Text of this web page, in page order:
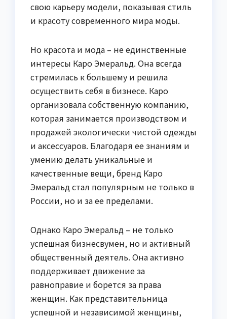
свою карьеру модели, показывая стиль
и красоту современного мира моды.
Но красота и мода – не единственные
интересы Каро Эмеральд. Она всегда
стремилась к большему и решила
осуществить себя в бизнесе. Каро
организовала собственную компанию,
которая занимается производством и
продажей экологически чистой одежды
и аксессуаров. Благодаря ее знаниям и
умению делать уникальные и
качественные вещи, бренд Каро
Эмеральд стал популярным не только в
России, но и за ее пределами.
Однако Каро Эмеральд – не только
успешная бизнесвумен, но и активный
общественный деятель. Она активно
поддерживает движение за
равноправие и борется за права
женщин. Как представительница
успешной и независимой женщины,